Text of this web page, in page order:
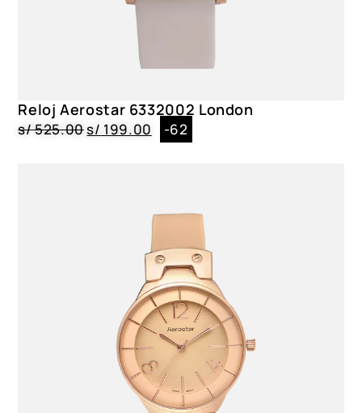
Reloj Aerostar 6332002 London
s/525.00s/ 199.00 -62